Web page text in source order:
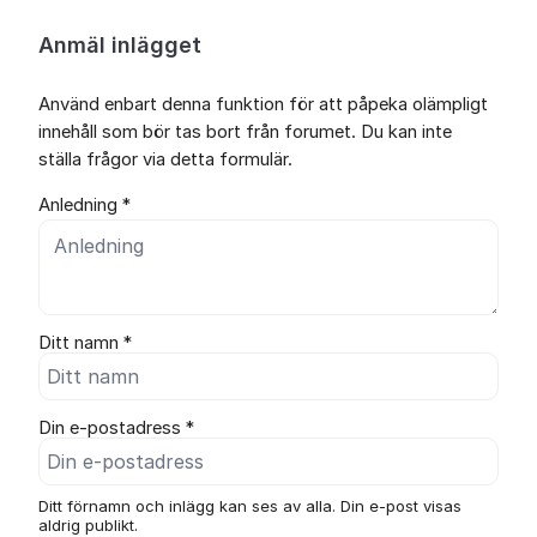
Anmäl inlägget
Använd enbart denna funktion för att påpeka olämpligt
innehåll som bör tas bort från forumet. Du kan inte
ställa frågor via detta formulär.
Anledning *
Ditt namn *
Din e-postadress *
Ditt förnamn och inlägg kan ses av alla. Din e-post visas
aldrig publikt.